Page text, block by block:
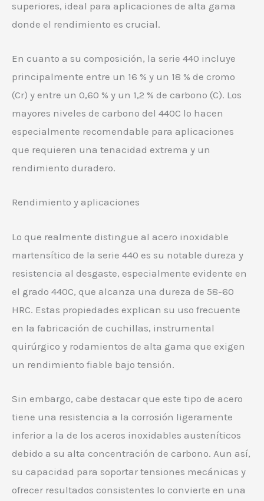
superiores, ideal para aplicaciones de alta gama
donde el rendimiento es crucial.
En cuanto a su composición, la serie 440 incluye
principalmente entre un 16 % y un 18 % de cromo
(Cr) y entre un 0,60 % y un 1,2 % de carbono (C). Los
mayores niveles de carbono del 440C lo hacen
especialmente recomendable para aplicaciones
que requieren una tenacidad extrema y un
rendimiento duradero.
Rendimiento y aplicaciones
Lo que realmente distingue al acero inoxidable
martensítico de la serie 440 es su notable dureza y
resistencia al desgaste, especialmente evidente en
el grado 440C, que alcanza una dureza de 58-60
HRC. Estas propiedades explican su uso frecuente
en la fabricación de cuchillas, instrumental
quirúrgico y rodamientos de alta gama que exigen
un rendimiento fiable bajo tensión.
Sin embargo, cabe destacar que este tipo de acero
tiene una resistencia a la corrosión ligeramente
inferior a la de los aceros inoxidables austeníticos
debido a su alta concentración de carbono. Aun así,
su capacidad para soportar tensiones mecánicas y
ofrecer resultados consistentes lo convierte en una